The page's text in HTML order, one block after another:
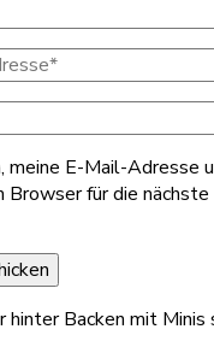
meine E-Mail-Adresse
für die